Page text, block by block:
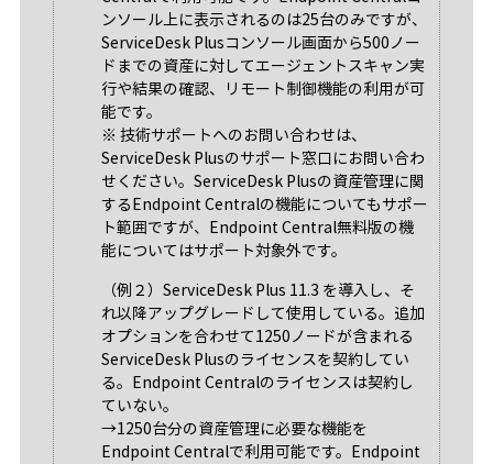
ンソール上に表示されるのは25台のみですが、
ServiceDesk Plusコンソール画面から500ノー
ドまでの資産に対してエージェントスキャン実
行や結果の確認、リモート制御機能の利用が可
能です。
※ 技術サポートへのお問い合わせは、
ServiceDesk Plusのサポート窓口にお問い合わ
せください。ServiceDesk Plusの資産管理に関
するEndpoint Centralの機能についてもサポー
ト範囲ですが、Endpoint Central無料版の機
能についてはサポート対象外です。
（例２）ServiceDesk Plus 11.3 を導入し、そ
れ以降アップグレードして使用している。追加
オプションを合わせて1250ノードが含まれる
ServiceDesk Plusのライセンスを契約してい
る。Endpoint Centralのライセンスは契約し
ていない。
→1250台分の資産管理に必要な機能を
Endpoint Centralで利用可能です。Endpoint